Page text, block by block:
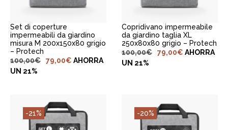
Set di coperture
impermeabili da giardino
misura M 200x150x80 grigio
– Protech
100,00€ 79,00€ AHORRA
UN 21%
Copridivano impermeabile
da giardino taglia XL
250x80x80 grigio – Protech
100,00€ 79,00€ AHORRA
UN 21%
-21% -20%